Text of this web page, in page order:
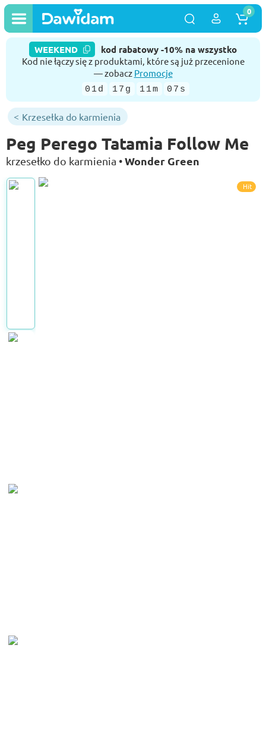
WEEKEND kod rabatowy -10% na wszystko
Kod nie łączy się z produktami, które są już przecenione
— zobacz Promocje
01d 17g 11m 06s
0
Krzesełka do karmienia
Peg Perego Tatamia Follow Me
krzesełko do karmienia •Wonder Green
Hit